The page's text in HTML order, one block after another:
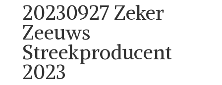
20230927 Zeker
Zeeuws
Streekproducent
2023